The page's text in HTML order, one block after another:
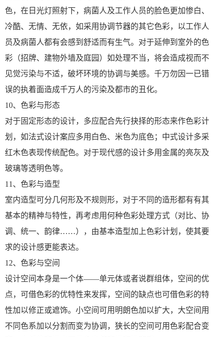
色，在日光灯照射下，病菌人及工作人员的脸色更加惨白、
冷酷、无情、无依，如采用协调节器的其它色彩，以工作人
员及病菌人都有会感到舒适而有生气。对于延伸到室外的色
彩（招牌、建物外墙及庭园）如处理不当，将会造成视而不
见觉污染与不适，破坏环境的协调与美感。千万勿因一已错
误的执着面造成千万人的污染及都市的丑化。
10、色彩与形态
对于固定形态的设计，多应配合先行抉择的形态来作色彩计
划，如法式设计案应多用白色、米色为底色；中式设计多采
红木色表现传统配色。对于现代感的设计多用金属的亮灰及
玻璃等透明色等。
11、色彩与造型
室内造型可分几何形及不规则形，对于不同的造形都有有其
基本的精神与特性，再考虑用何种色彩处理方式（对比、协
调、统一、韵律……），由基本造型加上色彩计划，使其要
求的设计感更能表达。
12、色彩与空间
设计空间本身是一个体——单元体或者说群组体，空间的优
点，可借色彩的优特性来发挥，空间的缺点也可借色彩的特
性加以修正或遮饰。小空间可用明朗色加以扩大，大空间用
不同色系加以分割而变为协调，狭长的空间可用色彩配合变